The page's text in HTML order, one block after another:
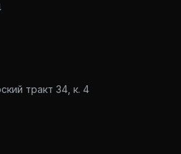
тракт 34, к. 4